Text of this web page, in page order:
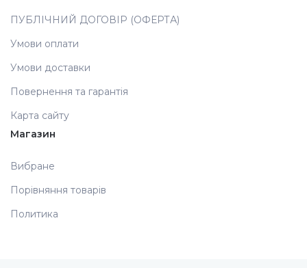
ПУБЛІЧНИЙ ДОГОВІР (ОФЕРТА)
Умови оплати
Умови доставки
Повернення та гарантія
Карта сайту
Магазин
Вибране
Порівняння товарів
Политика